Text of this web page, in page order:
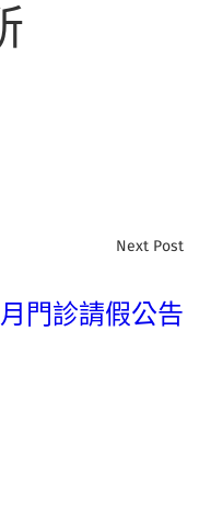
Next Post
門診請假公告